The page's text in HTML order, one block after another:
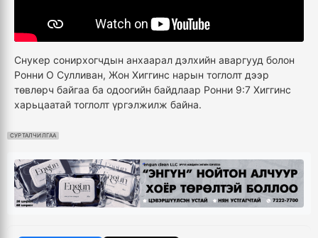
Снукер сонирхогчдын анхаарал дэлхийн аваргууд болон
Ронни О Сулливан, Жон Хиггинс нарын тоглолт дээр
төвлөрч байгаа ба одоогийн байдлаар Ронни 9:7 Хиггинс
харьцаатай тоглолт үргэлжилж байна.
СУРТАЛЧИЛГАА